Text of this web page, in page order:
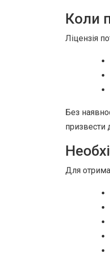
Коли
Ліцензія
Без
призвести
Для